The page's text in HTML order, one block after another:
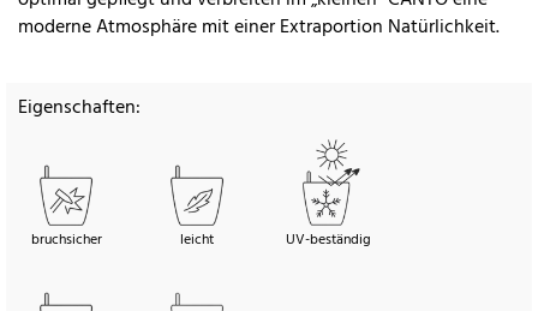
moderne Atmosphäre mit einer Extraportion Natürlichkeit.
Eigenschaften:
bruchsicher leicht UV-beständig